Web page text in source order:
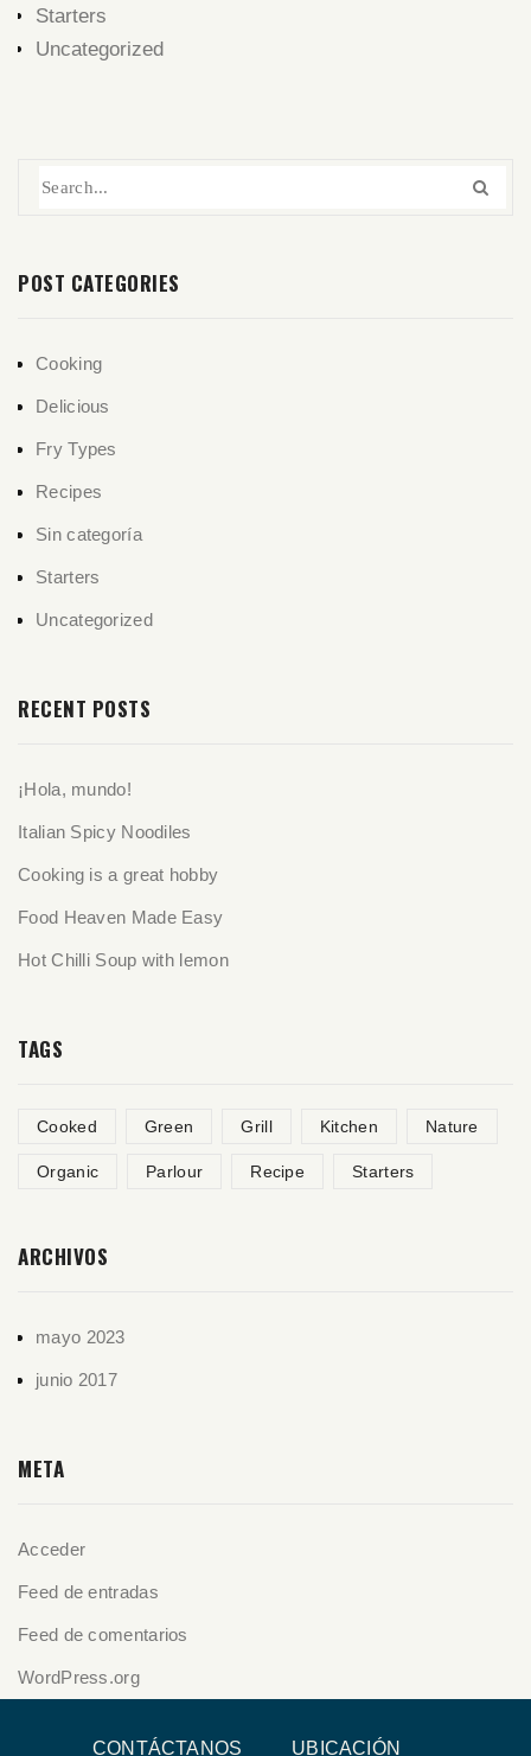
Starters
Uncategorized
POST CATEGORIES
Cooking
Delicious
Fry Types
Recipes
Sin categoría
Starters
Uncategorized
RECENT POSTS
¡Hola, mundo!
Italian Spicy Noodiles
Cooking is a great hobby
Food Heaven Made Easy
Hot Chilli Soup with lemon
TAGS
Cooked Green Grill Kitchen Nature
Organic Parlour Recipe Starters
ARCHIVOS
mayo 2023
junio 2017
META
Acceder
Feed de entradas
Feed de comentarios
WordPress.org
CONTÁCTANOS UBICACIÓN